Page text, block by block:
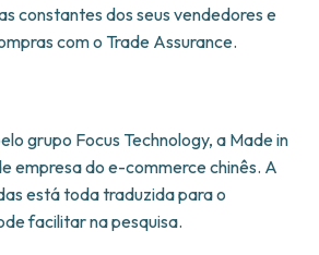
constantes dos seus vendedores e
com o Trade Assurance.
grupo Focus Technology, a Made in
empresa do e-commerce chinês. A
está toda traduzida para o
facilitar na pesquisa.